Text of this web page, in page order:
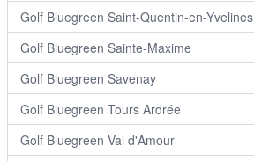
Golf Bluegreen Saint-Quentin-en-Yvelines
Golf Bluegreen Sainte-Maxime
Golf Bluegreen Savenay
Golf Bluegreen Tours Ardrée
Golf Bluegreen Val d'Amour